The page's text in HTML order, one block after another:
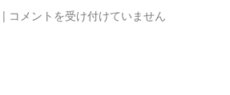
| 学
コメントを受け付けていません